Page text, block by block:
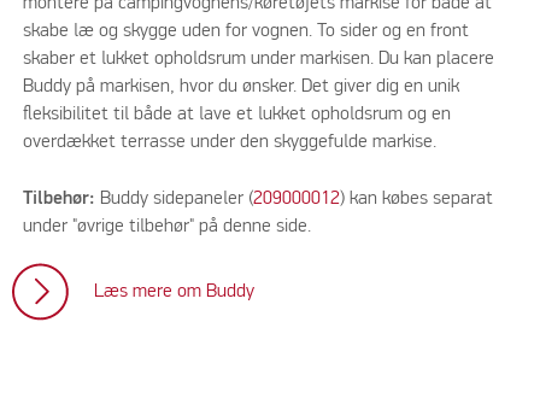
montere på campingvognens/køretøjets markise for både at
skabe læ og skygge uden for vognen. To sider og en front
skaber et lukket opholdsrum under markisen. Du kan placere
Buddy på markisen, hvor du ønsker. Det giver dig en unik
fleksibilitet til både at lave et lukket opholdsrum og en
overdækket terrasse under den skyggefulde markise.
Tilbehør: Buddy sidepaneler (209000012) kan købes separat
under "øvrige tilbehør" på denne side.
Læs mere om Buddy